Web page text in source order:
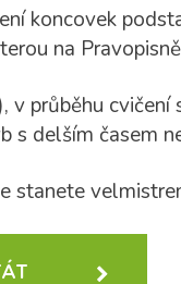
koncovek
na
v průběhu cvičení
s delším časem
stanete